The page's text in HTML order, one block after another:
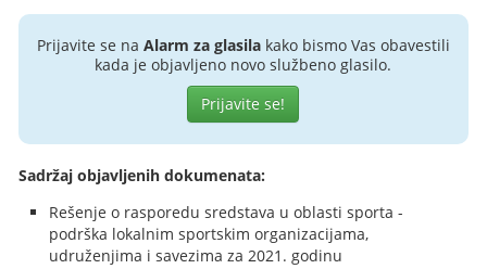
Prijavite se na Alarm za glasilakako bismo Vas obavestili
kada je objavljeno novo službeno glasilo.
Prijavite se!
Sadržaj objavljenih dokumenata:
Rešenje o rasporedu sredstava u oblasti sporta -
podrška lokalnim sportskim organizacijama,
udruženjima i savezima za 2021. godinu